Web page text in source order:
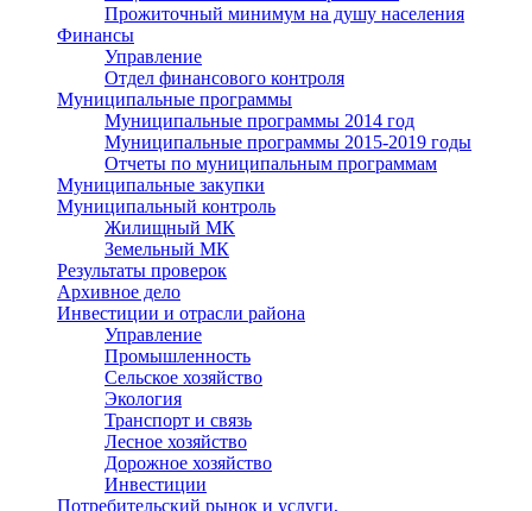
Прожиточный минимум на душу населения
Финансы
Управление
Отдел финансового контроля
Муниципальные программы
Муниципальные программы 2014 год
Муниципальные программы 2015-2019 годы
Отчеты по муниципальным программам
Муниципальные закупки
Муниципальный контроль
Жилищный МК
Земельный МК
Результаты проверок
Архивное дело
Инвестиции и отрасли района
Управление
Промышленность
Сельское хозяйство
Экология
Транспорт и связь
Лесное хозяйство
Дорожное хозяйство
Инвестиции
Потребительский рынок и услуги,